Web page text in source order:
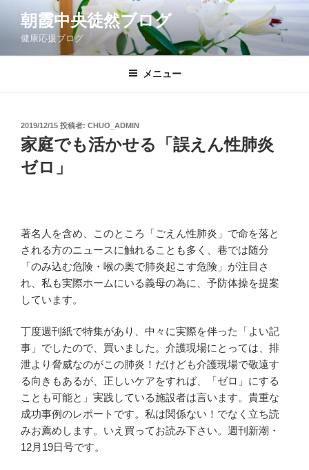
ン
朝霞中央徒然ブログ
健康応援ブログ
メニュー
投
稿
日:
2019/12/15 投稿者: CHUO_ADMIN
家庭でも活かせる「誤えん性肺炎
ゼロ」
著名人を含め、このところ「ごえん性肺炎」で命を落と
される方のニュースに触れることも多く、巷では随分
「のみ込む危険・喉の奥で肺炎起こす危険」が注目さ
れ、私も実際ホームにいる義母の為に、予防体操を提案
しています。
丁度週刊紙で特集があり、中々に実際を伴った「よい記
事」でしたので、買いました。介護現場にとっては、排
泄より脅威なのがこの肺炎！だけども介護現場で敬遠す
る向きもあるが、正しいケアをすれば、「ゼロ」にする
ことも可能と」実践している施設者は言います。貴重な
成功事例のレポートです。私は関係ない！でなく立ち読
みお薦めします。いえ買ってお読み下さい。週刊新潮・
12月19日号です。